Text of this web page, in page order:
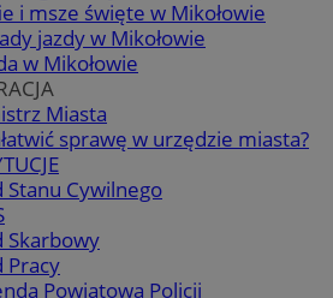
i msze święte w Mikołowie
jazdy w Mikołowie
w Mikołowie
Miasta
sprawę w urzędzie miasta?
Stanu Cywilnego
Skarbowy
Pracy
Powiatowa Policji